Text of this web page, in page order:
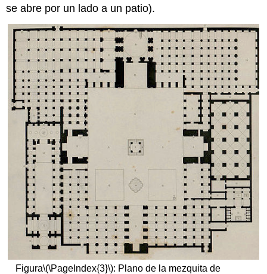
se abre por un lado a un patio).
Figura\(\PageIndex{3}\): Plano de la mezquita de